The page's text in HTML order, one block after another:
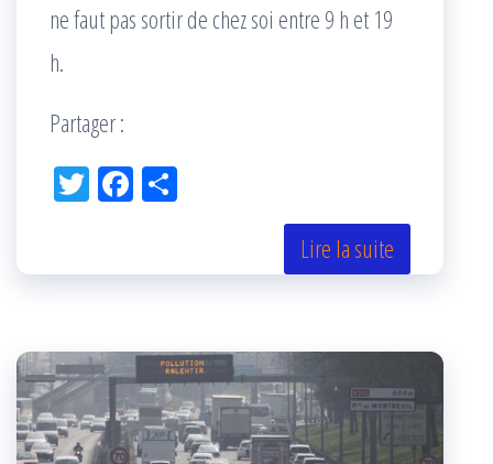
ne faut pas sortir de chez soi entre 9 h et 19
h.
Partager :
Tw Fac
k r
Lire la suite